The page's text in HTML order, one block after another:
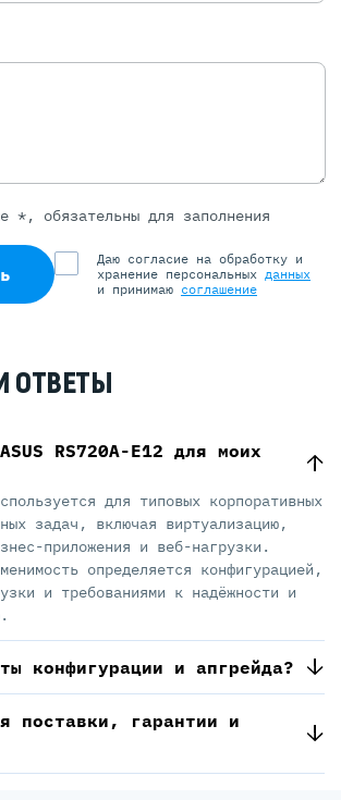
*, обязательны для заполнения
Даю согласие на обработку и
хранение персональных данных
и принимаю соглашение
ОТВЕТЫ
RS720A-E12 для моих
для типовых корпоративных
задач, включая виртуализацию,
приложения и веб-нагрузки.
определяется конфигурацией,
и требованиями к надёжности и
конфигурации и апгрейда?
поставки, гарантии и